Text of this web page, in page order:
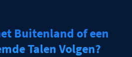
Buitenland of een
Talen Volgen?